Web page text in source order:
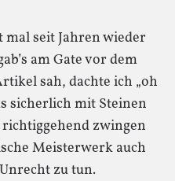
mal seit Jahren wieder
am Gate vor dem
sah, dachte ich „oh
sicherlich mit Steinen
zwingen
Meisterwerk auch
zu tun.